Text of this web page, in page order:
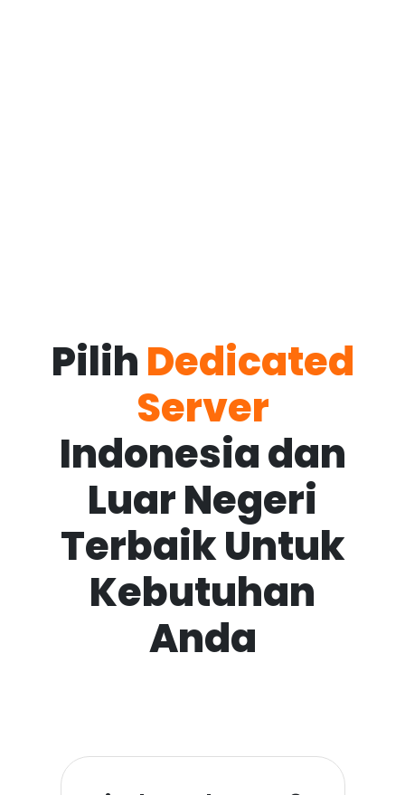
Pilih Dedicated
Server
Indonesia dan
Luar Negeri
Terbaik Untuk
Kebutuhan
Anda